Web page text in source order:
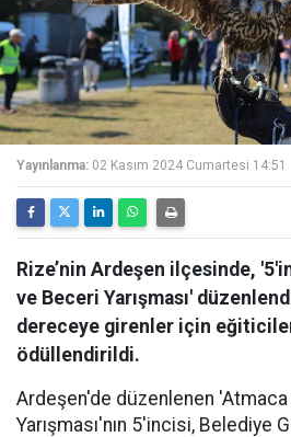
Yayınlanma: 02 Kasım 2024 Cumartesi 14:51
Rize’nin Ardeşen ilçesinde,
ve Beceri Yarışması'
dereceye girenler için
ödüllendirildi.
Ardeşen'de düzenlenen
Yarışması'nın 5'incisi, Belediye